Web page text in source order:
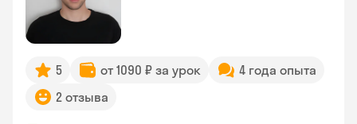
5 от 1090 ₽ за урок
4 года опыта
2 отзыва